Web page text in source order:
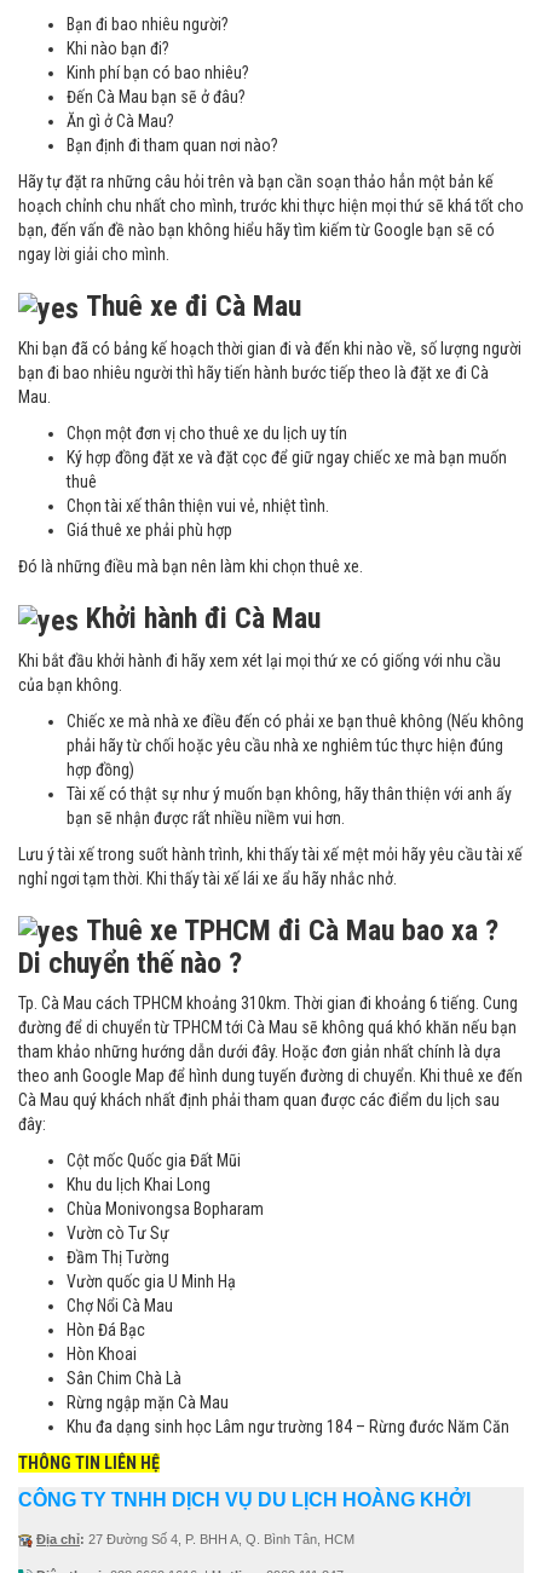
Bạn đi bao nhiêu người?
Khi nào bạn đi?
Kinh phí bạn có bao nhiêu?
Đến Cà Mau bạn sẽ ở đâu?
Ăn gì ở Cà Mau?
Bạn định đi tham quan nơi nào?
Hãy tự đặt ra những câu hỏi trên và bạn cần soạn thảo hẳn một bản kế
hoạch chỉnh chu nhất cho mình, trước khi thực hiện mọi thứ sẽ khá tốt cho
bạn, đến vấn đề nào bạn không hiểu hãy tìm kiếm từ Google bạn sẽ có
ngay lời giải cho mình.
Thuê xe đi Cà Mau
Khi bạn đã có bảng kế hoạch thời gian đi và đến khi nào về, số lượng người
bạn đi bao nhiêu người thì hãy tiến hành bước tiếp theo là đặt xe đi Cà
Mau.
Chọn một đơn vị cho thuê xe du lịch uy tín
Ký hợp đồng đặt xe và đặt cọc để giữ ngay chiếc xe mà bạn muốn
thuê
Chọn tài xế thân thiện vui vẻ, nhiệt tình.
Giá thuê xe phải phù hợp
Đó là những điều mà bạn nên làm khi chọn thuê xe.
Khởi hành đi Cà Mau
Khi bắt đầu khởi hành đi hãy xem xét lại mọi thứ xe có giống với nhu cầu
của bạn không.
Chiếc xe mà nhà xe điều đến có phải xe bạn thuê không (Nếu không
phải hãy từ chối hoặc yêu cầu nhà xe nghiêm túc thực hiện đúng
hợp đồng)
Tài xế có thật sự như ý muốn bạn không, hãy thân thiện với anh ấy
bạn sẽ nhận được rất nhiều niềm vui hơn.
Lưu ý tài xế trong suốt hành trình, khi thấy tài xế mệt mỏi hãy yêu cầu tài xế
nghỉ ngơi tạm thời. Khi thấy tài xế lái xe ẩu hãy nhắc nhở.
Thuê xe TPHCM đi Cà Mau bao xa ?
Di chuyển thế nào ?
Tp. Cà Mau cách TPHCM khoảng 310km. Thời gian đi khoảng 6 tiếng. Cung
đường để di chuyển từ TPHCM tới Cà Mau sẽ không quá khó khăn nếu bạn
tham khảo những hướng dẫn dưới đây. Hoặc đơn giản nhất chính là dựa
theo anh Google Map để hình dung tuyến đường di chuyển. Khi thuê xe đến
Cà Mau quý khách nhất định phải tham quan được các điểm du lịch sau
đây:
Cột mốc Quốc gia Đất Mũi
Khu du lịch Khai Long
Chùa Monivongsa Bopharam
Vườn cò Tư Sự
Đầm Thị Tường
Vườn quốc gia U Minh Hạ
Chợ Nổi Cà Mau
Hòn Đá Bạc
Hòn Khoai
Sân Chim Chà Là
Rừng ngập mặn Cà Mau
Khu đa dạng sinh học Lâm ngư trường 184 – Rừng đước Năm Căn​
THÔNG TIN LIÊN HỆ
CÔNG TY TNHH DỊCH VỤ DU LỊCH HOÀNG KHỞI
Địa chỉ: 27 Đường Số 4, P. BHH A, Q. Bình Tân, HCM